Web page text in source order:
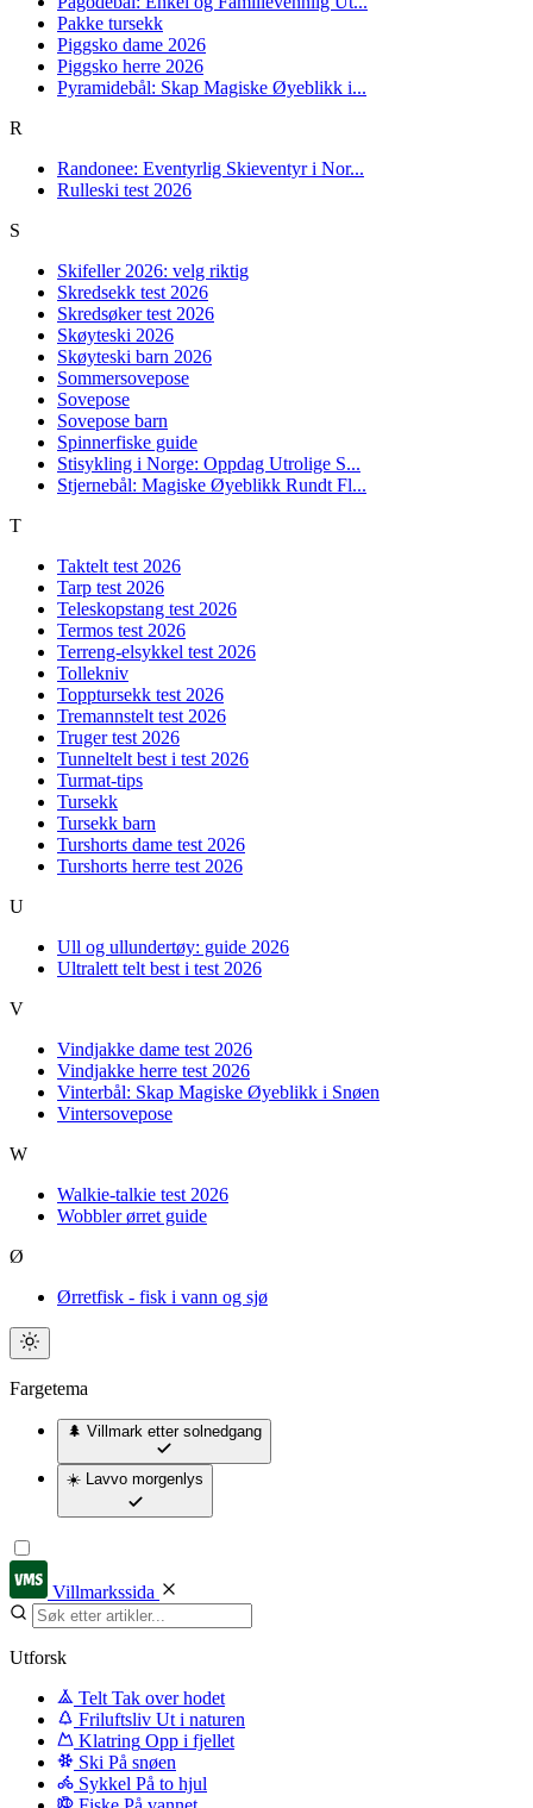
Pakke tursekk
Piggsko dame 2026
Piggsko herre 2026
Pyramidebål: Skap Magiske Øyeblikk i...
R
Randonee: Eventyrlig Skieventyr i Nor...
Rulleski test 2026
S
Skifeller 2026: velg riktig
Skredsekk test 2026
Skredsøker test 2026
Skøyteski 2026
Skøyteski barn 2026
Sommersovepose
Sovepose
Sovepose barn
Spinnerfiske guide
Stisykling i Norge: Oppdag Utrolige S...
Stjernebål: Magiske Øyeblikk Rundt Fl...
T
Taktelt test 2026
Tarp test 2026
Teleskopstang test 2026
Termos test 2026
Terreng-elsykkel test 2026
Tollekniv
Topptursekk test 2026
Tremannstelt test 2026
Truger test 2026
Tunneltelt best i test 2026
Turmat-tips
Tursekk
Tursekk barn
Turshorts dame test 2026
Turshorts herre test 2026
U
Ull og ullundertøy: guide 2026
Ultralett telt best i test 2026
V
Vindjakke dame test 2026
Vindjakke herre test 2026
Vinterbål: Skap Magiske Øyeblikk i Snøen
Vintersovepose
W
Walkie-talkie test 2026
Wobbler ørret guide
Ø
Ørretfisk - fisk i vann og sjø
Fargetema
🌲 Villmark etter solnedgang
☀️ Lavvo morgenlys
Villmarkssida
Utforsk
Telt Tak over hodet
Friluftsliv Ut i naturen
Klatring Opp i fjellet
Ski På snøen
Sykkel På to hjul